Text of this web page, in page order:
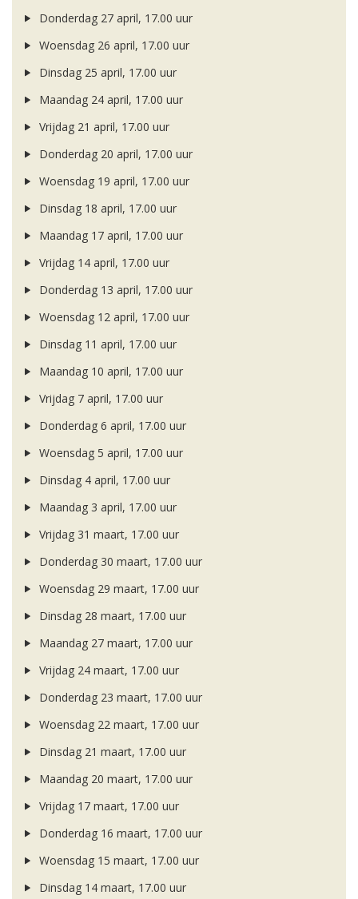
Donderdag 27 april, 17.00 uur
Woensdag 26 april, 17.00 uur
Dinsdag 25 april, 17.00 uur
Maandag 24 april, 17.00 uur
Vrijdag 21 april, 17.00 uur
Donderdag 20 april, 17.00 uur
Woensdag 19 april, 17.00 uur
Dinsdag 18 april, 17.00 uur
Maandag 17 april, 17.00 uur
Vrijdag 14 april, 17.00 uur
Donderdag 13 april, 17.00 uur
Woensdag 12 april, 17.00 uur
Dinsdag 11 april, 17.00 uur
Maandag 10 april, 17.00 uur
Vrijdag 7 april, 17.00 uur
Donderdag 6 april, 17.00 uur
Woensdag 5 april, 17.00 uur
Dinsdag 4 april, 17.00 uur
Maandag 3 april, 17.00 uur
Vrijdag 31 maart, 17.00 uur
Donderdag 30 maart, 17.00 uur
Woensdag 29 maart, 17.00 uur
Dinsdag 28 maart, 17.00 uur
Maandag 27 maart, 17.00 uur
Vrijdag 24 maart, 17.00 uur
Donderdag 23 maart, 17.00 uur
Woensdag 22 maart, 17.00 uur
Dinsdag 21 maart, 17.00 uur
Maandag 20 maart, 17.00 uur
Vrijdag 17 maart, 17.00 uur
Donderdag 16 maart, 17.00 uur
Woensdag 15 maart, 17.00 uur
Dinsdag 14 maart, 17.00 uur